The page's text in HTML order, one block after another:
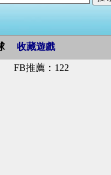
收藏遊戲
FB推薦：122